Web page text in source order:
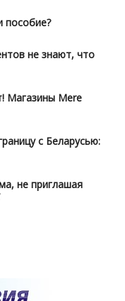
пособие?
не знают, что
Магазины Mere
с Беларусью:
не приглашая